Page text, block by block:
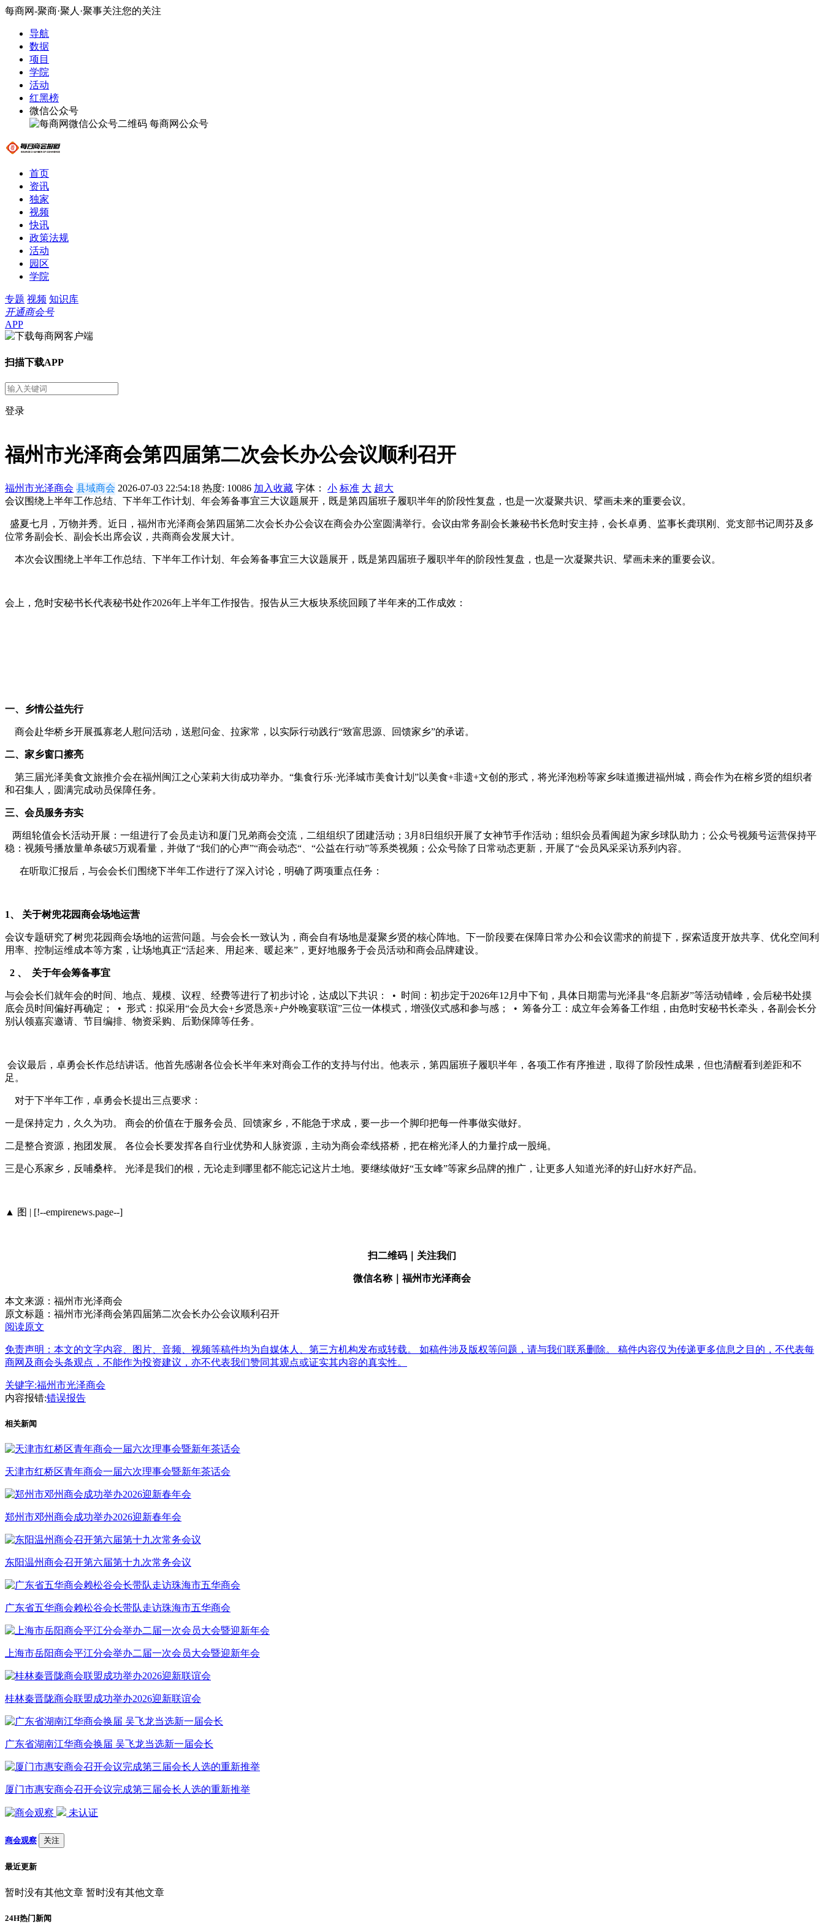
每商网-聚商·聚人·聚事关注您的关注
导航
数据
项目
学院
活动
红黑榜
微信公众号
每商网公众号
首页
资讯
独家
视频
快讯
政策法规
活动
园区
学院
专题 视频 知识库
开通商会号
APP
扫描下载APP
登录
福州市光泽商会第四届第二次会长办公会议顺利召开
福州市光泽商会 县域商会 2026-07-03 22:54:18 热度: 10086 加入收藏 字体： 小 标准 大 超大
会议围绕上半年工作总结、下半年工作计划、年会筹备事宜三大议题展开，既是第四届班子履职半年的阶段性复盘，也是一次凝聚共识、擘画未来的重要会议。
盛夏七月，万物并秀。近日，福州市光泽商会第四届第二次会长办公会议在商会办公室圆满举行。会议由常务副会长兼秘书长危时安主持，会长卓勇、监事长龚琪刚、党支部书记周芬及多
位常务副会长、副会长出席会议，共商商会发展大计。
本次会议围绕上半年工作总结、下半年工作计划、年会筹备事宜三大议题展开，既是第四届班子履职半年的阶段性复盘，也是一次凝聚共识、擘画未来的重要会议。
会上，危时安秘书长代表秘书处作2026年上半年工作报告。报告从三大板块系统回顾了半年来的工作成效：
一、乡情公益先行
商会赴华桥乡开展孤寡老人慰问活动，送慰问金、拉家常，以实际行动践行“致富思源、回馈家乡”的承诺。
二、家乡窗口擦亮
第三届光泽美食文旅推介会在福州闽江之心茉莉大街成功举办。“集食行乐·光泽城市美食计划”以美食+非遗+文创的形式，将光泽泡粉等家乡味道搬进福州城，商会作为在榕乡贤的组织者
和召集人，圆满完成动员保障任务。
三、会员服务夯实
两组轮值会长活动开展：一组进行了会员走访和厦门兄弟商会交流，二组组织了团建活动；3月8日组织开展了女神节手作活动；组织会员看闽超为家乡球队助力；公众号视频号运营保持平
稳：视频号播放量单条破5万观看量，并做了“我们的心声”“商会动态“、“公益在行动”等系类视频；公众号除了日常动态更新，开展了“会员风采采访系列内容。
在听取汇报后，与会会长们围绕下半年工作进行了深入讨论，明确了两项重点任务：
1、 关于树兜花园商会场地运营
会议专题研究了树兜花园商会场地的运营问题。与会会长一致认为，商会自有场地是凝聚乡贤的核心阵地。下一阶段要在保障日常办公和会议需求的前提下，探索适度开放共享、优化空间利
用率、控制运维成本等方案，让场地真正“活起来、用起来、暖起来”，更好地服务于会员活动和商会品牌建设。
2 、 关于年会筹备事宜
与会会长们就年会的时间、地点、规模、议程、经费等进行了初步讨论，达成以下共识： • 时间：初步定于2026年12月中下旬，具体日期需与光泽县“冬启新岁”等活动错峰，会后秘书处摸
底会员时间偏好再确定； • 形式：拟采用“会员大会+乡贤恳亲+户外晚宴联谊”三位一体模式，增强仪式感和参与感； • 筹备分工：成立年会筹备工作组，由危时安秘书长牵头，各副会长分
别认领嘉宾邀请、节目编排、物资采购、后勤保障等任务。
会议最后，卓勇会长作总结讲话。他首先感谢各位会长半年来对商会工作的支持与付出。他表示，第四届班子履职半年，各项工作有序推进，取得了阶段性成果，但也清醒看到差距和不
足。
对于下半年工作，卓勇会长提出三点要求：
一是保持定力，久久为功。 商会的价值在于服务会员、回馈家乡，不能急于求成，要一步一个脚印把每一件事做实做好。
二是整合资源，抱团发展。 各位会长要发挥各自行业优势和人脉资源，主动为商会牵线搭桥，把在榕光泽人的力量拧成一股绳。
三是心系家乡，反哺桑梓。 光泽是我们的根，无论走到哪里都不能忘记这片土地。要继续做好“玉女峰”等家乡品牌的推广，让更多人知道光泽的好山好水好产品。
▲ 图 | [!--empirenews.page--]
扫二维码｜关注我们
微信名称｜福州市光泽商会
本文来源：福州市光泽商会
原文标题： 福州市光泽商会第四届第二次会长办公会议顺利召开
阅读原文
免责声明：本文的文字内容、图片、音频、视频等稿件均为自媒体人、第三方机构发布或转载。 如稿件涉及版权等问题，请与我们联系删除。 稿件内容仅为传递更多信息之目的，不代表每
商网及商会头条观点，不能作为投资建议，亦不代表我们赞同其观点或证实其内容的真实性。
关键字:福州市光泽商会
内容报错:错误报告
相关新闻
天津市红桥区青年商会一届六次理事会暨新年茶话会
郑州市邓州商会成功举办2026迎新春年会
东阳温州商会召开第六届第十九次常务会议
广东省五华商会赖松谷会长带队走访珠海市五华商会
上海市岳阳商会平江分会举办二届一次会员大会暨迎新年会
桂林秦晋陇商会联盟成功举办2026迎新联谊会
广东省湖南江华商会换届 吴飞龙当选新一届会长
厦门市惠安商会召开会议完成第三届会长人选的重新推举
未认证
商会观察 关注
最近更新
暂时没有其他文章 暂时没有其他文章
24H热门新闻